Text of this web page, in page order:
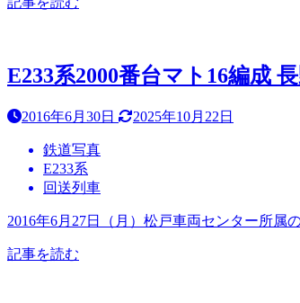
E233系2000番台マト16編成
2016年6月30日 2025年10月22日
鉄道写真
E233系
回送列車
2016年6月27日（月）松戸車両センター所属
記事を読む